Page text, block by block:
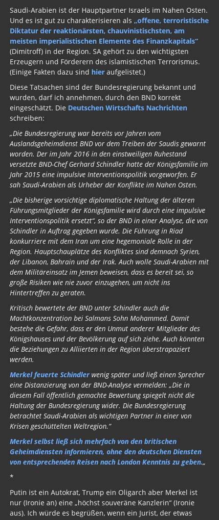
Saudi-Arabien ist der Hauptpartner Israels im Nahen Osten.
Und es ist gut zu charakterisieren als „offene, terroristische
Diktatur der reaktionärsten, chauvinistischsten, am
meisten imperialistischen Elemente des Finanzkapitals“
(Dimitroff) in der Region. SA gehört zu den wichtigsten
Erzeugern und Förderern des islamistischen Terrorismus.
(Einige Fakten dazu sind hier aufgelistet.)
Diese Tatsachen sind der Bundesregierung bekannt und
wurden, darf ich annehmen, durch den BND korrekt
eingeschätzt. Die Deutschen Wirtschafts Nachrichten
schreiben:
„Die Bundesregierung war bereits vor Jahren vom
Auslandsgeheimdienst BND vor dem Treiben der Saudis gewarnt
worden. Der im Jahr 2016 in den einstweiligen Ruhestand
versetzte BND-Chef Gerhard Schindler hatte der Königsfamilie im
Jahr 2015 eine impulsive Interventionspolitik vorgeworfen. Er
sah Saudi-Arabien als Urheber der Konflikte im Nahen Osten.
„Die bisherige vorsichtige diplomatische Haltung der älteren
Führungsmitglieder der Königsfamilie wird durch eine impulsive
Interventionspolitik ersetzt“, so der BND in einer Analyse, die von
Schindler in Auftrag gegeben wurde. Die Führung in Riad
konkurriere mit dem Iran um eine hegemoniale Rolle in der
Region. Hauptschauplätze des Konfliktes sind demnach Syrien,
der Libanon, Bahrain und der Irak. Auch wolle Saudi-Arabien mit
dem Militäreinsatz im Jemen beweisen, dass es bereit sei, so
große Risiken wie nie zuvor einzugehen, um nicht ins
Hintertreffen zu geraten.
Kritisch bewertete der BND unter Schindler auch die
Machtkonzentration bei Salmans Sohn Mohammed. Damit
bestehe die Gefahr, dass er den Unmut anderer Mitglieder des
Königshauses und der Bevölkerung auf sich ziehe. Auch könnten
die Beziehungen zu Alliierten in der Region überstrapaziert
werden.
Merkel feuerte Schindlerwenig später und ließ einen Sprecher
eine Distanzierung von der BND-Analyse vermelden: „Die in
diesem Fall öffentlich gemachte Bewertung spiegelt nicht die
Haltung der Bundesregierung wider. Die Bundesregierung
betrachtet Saudi-Arabien als wichtigen Partner in einer von
Krisen geschüttelten Weltregion.“
Merkel selbst ließ sich mehrfach von den britischen
Geheimdiensten informieren, ohne den deutschen Diensten
von entsprechenden Reisen nach London Kenntnis zu geben.„
*
Putin ist ein Autokrat, Trump ein Oligarch aber Merkel ist
nur (Ironie an) eine „höchst souveräne Kanzlerin“ (Ironie
aus). Ich würde es begrüßen, wenn ein Jurist, der etwas